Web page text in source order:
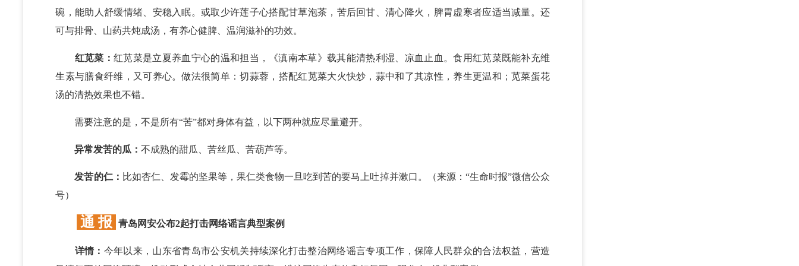
碗，能助人舒缓情绪、安稳入眠。或取少许莲子心搭配甘草泡茶，苦后回甘、清心降火，脾胃虚寒者应适当减量。还
可与排骨、山药共炖成汤，有养心健脾、温润滋补的功效。
红苋菜：红苋菜是立夏养血宁心的温和担当，《滇南本草》载其能清热利湿、凉血止血。食用红苋菜既能补充维
生素与膳食纤维，又可养心。做法很简单：切蒜蓉，搭配红苋菜大火快炒，蒜中和了其凉性，养生更温和；苋菜蛋花
汤的清热效果也不错。
需要注意的是，不是所有“苦”都对身体有益，以下两种就应尽量避开。
异常发苦的瓜：不成熟的甜瓜、苦丝瓜、苦葫芦等。
发苦的仁： 比如杏仁、发霉的坚果等，果仁类食物一旦吃到苦的要马上吐掉并漱口。（来源：“生命时报”微信公众
号）
通 报 青岛网安公布2起打击网络谣言典型案例
详情： 今年以来，山东省青岛市公安机关持续深化打击整治网络谣言专项工作，保障人民群众的合法权益，营造